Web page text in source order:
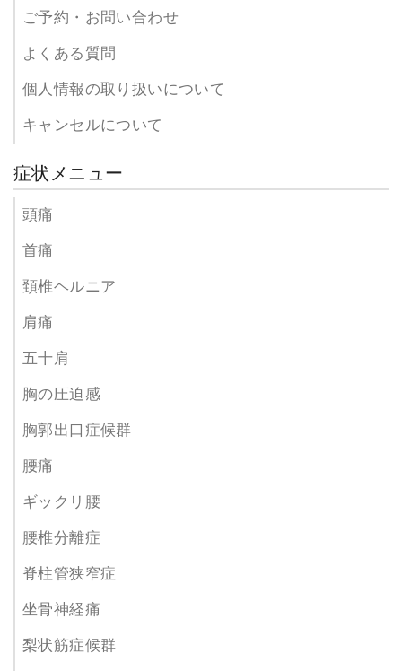
ご予約・お問い合わせ
よくある質問
個人情報の取り扱いについて
キャンセルについて
症状メニュー
頭痛
首痛
頚椎ヘルニア
肩痛
五十肩
胸の圧迫感
胸郭出口症候群
腰痛
ギックリ腰
腰椎分離症
脊柱管狭窄症
坐骨神経痛
梨状筋症候群